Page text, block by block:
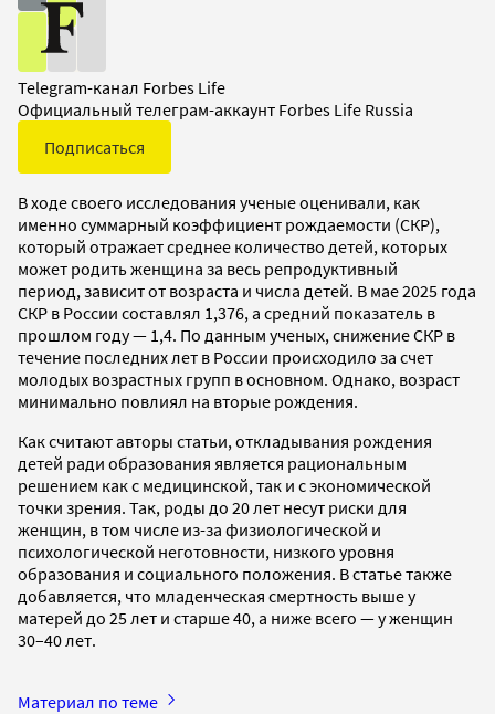
Telegram-канал Forbes Life
Официальный телеграм-аккаунт Forbes Life Russia
Подписаться
В ходе своего исследования ученые оценивали, как
именно суммарный коэффициент рождаемости (СКР),
который отражает среднее количество детей, которых
может родить женщина за весь репродуктивный
период, зависит от возраста и числа детей. В мае 2025 года
СКР в России составлял 1,376, а средний показатель в
прошлом году — 1,4. По данным ученых, снижение СКР в
течение последних лет в России происходило за счет
молодых возрастных групп в основном. Однако, возраст
минимально повлиял на вторые рождения.
Как считают авторы статьи, откладывания рождения
детей ради образования является рациональным
решением как с медицинской, так и с экономической
точки зрения. Так, роды до 20 лет несут риски для
женщин, в том числе из-за физиологической и
психологической неготовности, низкого уровня
образования и социального положения. В статье также
добавляется, что младенческая смертность выше у
матерей до 25 лет и старше 40, а ниже всего — у женщин
30–40 лет.
Материал по теме